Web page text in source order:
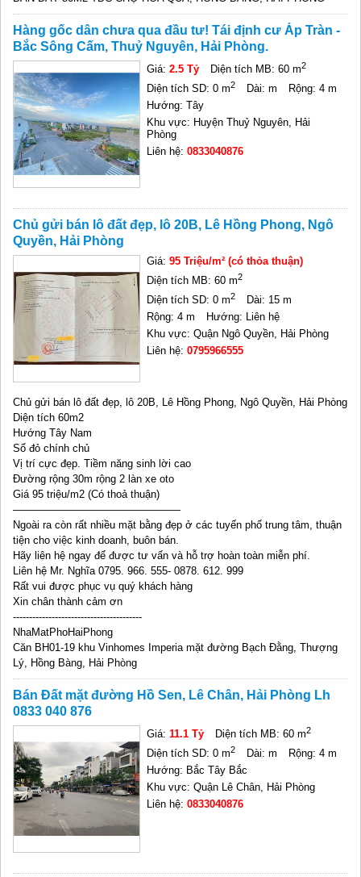
Hàng gốc dân chưa qua đầu tư! Tái định cư Áp Tràn -
Bắc Sông Cấm, Thuỷ Nguyên, Hải Phòng.
Giá:2.5 Tỷ Diện tích MB: 60 m2
Diện tích SD: 0 m2 Dài: m
Rộng: 4 m
Hướng: Tây
Khu vực: Huyện Thuỷ Nguyên, Hải
Phòng
Liên hệ:0833040876
Chủ gửi bán lô đất đẹp, lô 20B, Lê Hồng Phong, Ngô
Quyền, Hải Phòng
Giá:95 Triệu/m² (có thỏa thuận)
Diện tích MB: 60 m2
Diện tích SD: 0 m2
Dài: 15 m
Rộng: 4 m
Hướng: Liên hệ
Khu vực: Quận Ngô Quyền, Hải Phòng
Liên hệ:0795966555
Chủ gửi bán lô đất đẹp, lô 20B, Lê Hồng Phong, Ngô Quyền, Hải Phòng
Diện tích 60m2
Hướng Tây Nam
Sổ đỏ chính chủ
Vị trí cực đẹp. Tiềm năng sinh lời cao
Đường rộng 30m rộng 2 làn xe oto
Giá 95 triệu/m2 (Có thoả thuận)
————————————————
Ngoài ra còn rất nhiều mặt bằng đẹp ở các tuyến phố trung tâm, thuận
tiện cho việc kinh doanh, buôn bán.
Hãy liên hệ ngay để được tư vấn và hỗ trợ hoàn toàn miễn phí.
Liên hệ Mr. Nghĩa 0795. 966. 555- 0878. 612. 999
Rất vui được phục vụ quý khách hàng
Xin chân thành cảm ơn
----------------------------------------
NhaMatPhoHaiPhong
Căn BH01-19 khu Vinhomes Imperia mặt đường Bạch Đằng, Thượng
Lý, Hồng Bàng, Hải Phòng
Bán Đất mặt đường Hồ Sen, Lê Chân, Hải Phòng Lh
0833 040 876
Giá:11.1 Tỷ Diện tích MB: 60 m2
Diện tích SD: 0 m2 Dài: m
Rộng: 4 m
Hướng: Bắc Tây Bắc
Khu vực: Quận Lê Chân, Hải Phòng
Liên hệ:0833040876